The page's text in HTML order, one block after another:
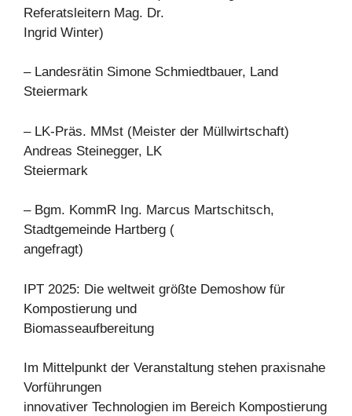
Referatsleitern Mag. Dr.
Ingrid Winter)
– Landesrätin Simone Schmiedtbauer, Land
Steiermark
– LK-Präs. MMst (Meister der Müllwirtschaft)
Andreas Steinegger, LK
Steiermark
– Bgm. KommR Ing. Marcus Martschitsch,
Stadtgemeinde Hartberg (
angefragt)
IPT 2025: Die weltweit größte Demoshow für
Kompostierung und
Biomasseaufbereitung
Im Mittelpunkt der Veranstaltung stehen praxisnahe
Vorführungen
innovativer Technologien im Bereich Kompostierung